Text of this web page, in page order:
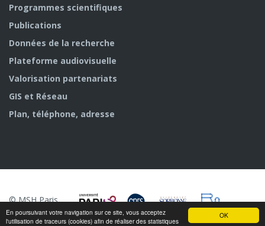
OK
En poursuivant votre navigation sur ce site, vous acceptez
l'utilisation de traceurs (cookies) afin de réaliser des statistiques
Programmes scientifiques
Publications
Données de la recherche
Plateforme audiovisuelle
Valorisation partenariats
GIS et Réseau
Plan, téléphone, adresse
© MSH Paris
Nord